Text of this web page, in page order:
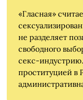
«Гласная»
не разделяет
свободного
секс-
проституцией в